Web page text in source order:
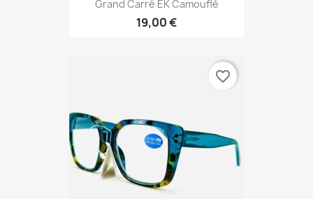
Grand Carré EK Camouflé
19,00 €
favorite_border